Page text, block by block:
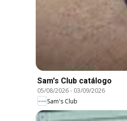
Sam's Club catálogo
05/08/2026- 03/09/2026
Sam's Club